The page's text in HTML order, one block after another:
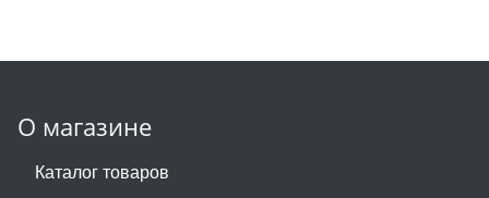
О магазине
Каталог товаров